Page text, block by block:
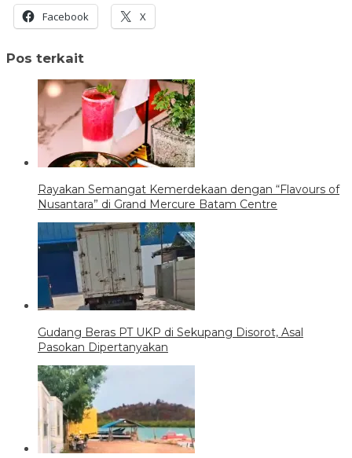
Facebook X
Pos terkait
Rayakan Semangat Kemerdekaan dengan “Flavours of
Nusantara” di Grand Mercure Batam Centre
Gudang Beras PT UKP di Sekupang Disorot, Asal
Pasokan Dipertanyakan